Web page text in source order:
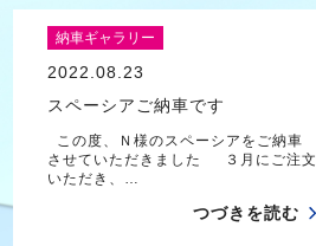
納車ギャラリー
2022.08.23
スペーシアご納車です
この度、Ｎ様のスペーシアをご納車
させていただきました ３月にご注文
いただき、…
つづきを読む